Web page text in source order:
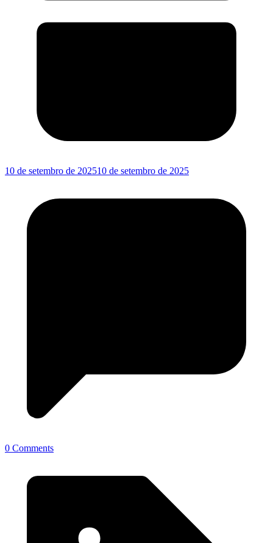
10 de setembro de 202510 de setembro de 2025
0 Comments